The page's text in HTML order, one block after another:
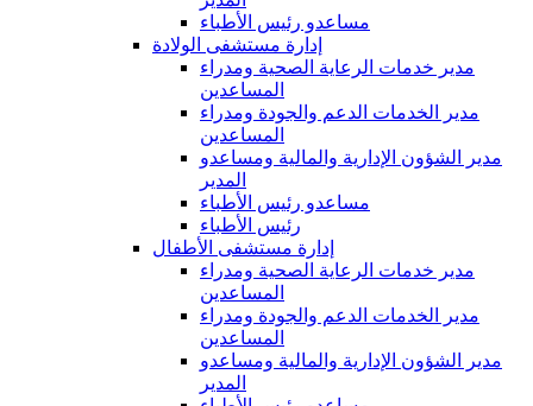
مساعدو رئيس الأطباء
إدارة مستشفى الولادة
مدير خدمات الرعاية الصحية ومدراء
المساعدين
مدير الخدمات الدعم والجودة ومدراء
المساعدين
مدير الشؤون الإدارية والمالية ومساعدو
المدير
مساعدو رئيس الأطباء
رئيس الأطباء
إدارة مستشفى الأطفال
مدير خدمات الرعاية الصحية ومدراء
المساعدين
مدير الخدمات الدعم والجودة ومدراء
المساعدين
مدير الشؤون الإدارية والمالية ومساعدو
المدير